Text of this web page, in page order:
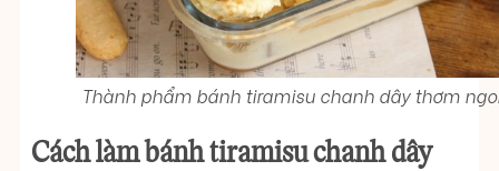
Thành phẩm bánh tiramisu chanh dây thơm
Cách làm bánh tiramisu chanh dây